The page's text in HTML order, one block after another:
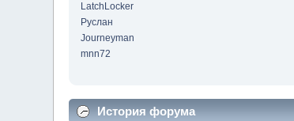
LatchLocker
Руслан
Journeyman
mnn72
История форума